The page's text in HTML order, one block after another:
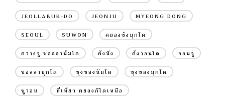
JEOLLABUK-DO JEONJU MYEONG DONG
SEOUL SUWON คยองซังบุกโด
ควางจู ชอลลานัมโด คังนึง คังวอนโด จอนจู
ชอลลาบุกโด ชุงชองนัมโด ชุงชองบุกโด
ซูวอน ที่เที่ยว คยองกีโดเหนือ